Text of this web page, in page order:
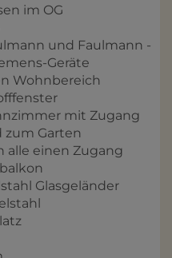
im OG
und Faulmann -
Geräte
Wohnbereich
mit Zugang
zum Garten
alle einen Zugang
Glasgeländer